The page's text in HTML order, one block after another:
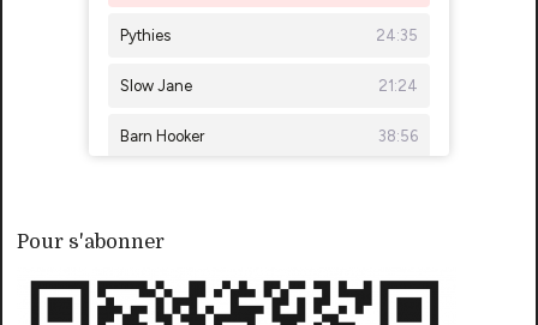
Pour s'abonner